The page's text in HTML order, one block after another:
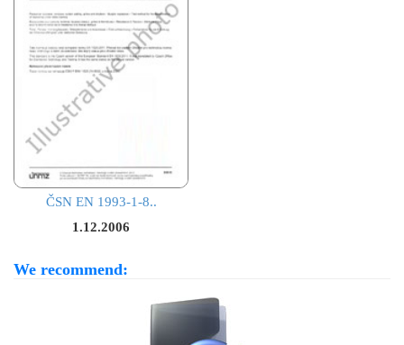
ČSN EN 1993-1-8..
1.12.2006
We recommend: